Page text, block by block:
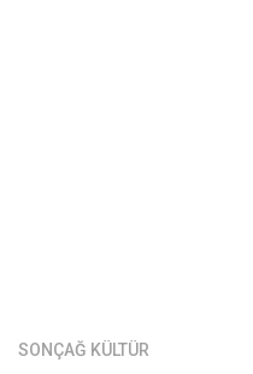
SONÇAĞ KÜLTÜR